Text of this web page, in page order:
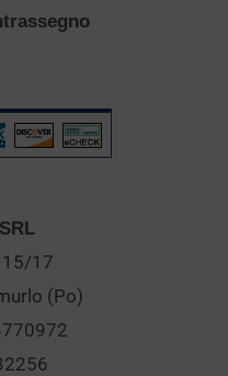
15/17
(Po)